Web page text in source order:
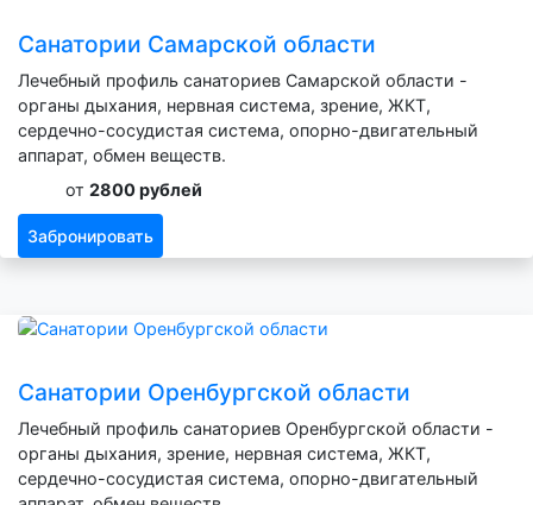
Санатории Самарской области
Лечебный профиль санаториев Самарской области -
органы дыхания, нервная система, зрение, ЖКТ,
сердечно-сосудистая система, опорно-двигательный
аппарат, обмен веществ.
от 2800 рублей
Забронировать
Санатории Оренбургской области
Лечебный профиль санаториев Оренбургской области -
органы дыхания, зрение, нервная система, ЖКТ,
сердечно-сосудистая система, опорно-двигательный